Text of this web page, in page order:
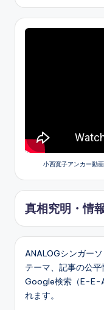
小西寛子アンカー動画
真相究明・情
ANALOGシンガー
テーマ、記事の公
Google検索（E-E-
れます。